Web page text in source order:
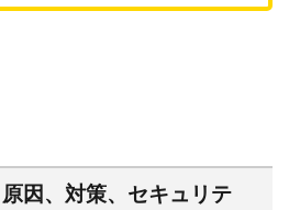
因、対策、セキュリテ